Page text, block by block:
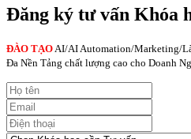
Đăng ký tư vấn Khóa
ĐÀO TẠOAI/AI Automation/Marketing/
Đa Nền Tảng chất lượng cao cho Doanh